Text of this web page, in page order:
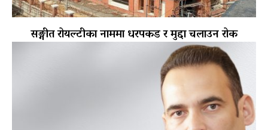
सङ्गीत रोयल्टीका नाममा धरपकड र मुद्दा चलाउन रोक